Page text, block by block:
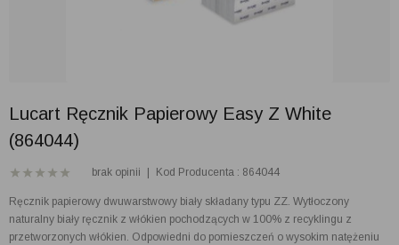
Lucart Ręcznik Papierowy Easy Z White
(864044)
brak opinii Kod Producenta : 864044
Ręcznik papierowy dwuwarstwowy biały składany typu ZZ. Wytłoczony
naturalny biały ręcznik z włókien pochodzących w 100% z recyklingu z
przetworzonych włókien. Odpowiedni do pomieszczeń o wysokim natężeniu